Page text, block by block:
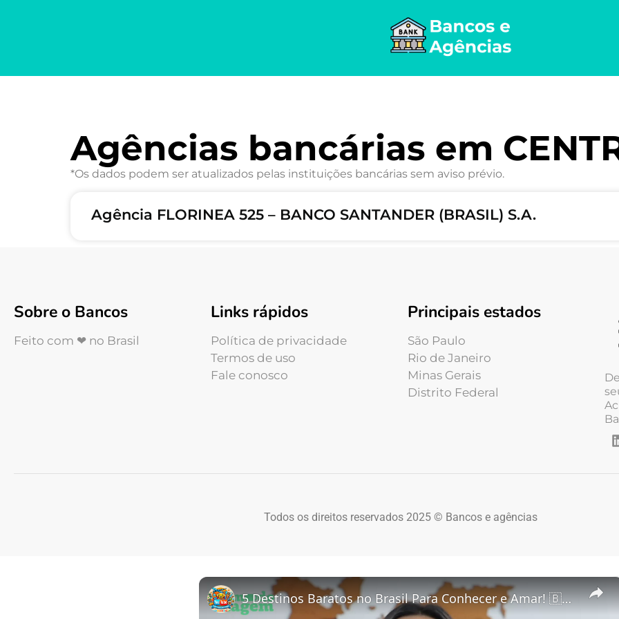
Agências bancárias em
*Os dados podem ser atualizados pelas instituições bancárias sem aviso prévio.
Agência FLORINEA 525 – BANCO SANTANDER (BRASIL) S.A.
Sobre o Bancos
Feito com ❤ no Brasil
Links rápidos
Política de privacidade
Termos de uso
Fale conosco
Principais estados
São Paulo
Rio de Janeiro
Minas Gerais
Distrito Federal
Todos os direitos reservados 2025 © Bancos e agências
×
5 Destinos Baratos no Brasil Para Conhecer e Amar! 🇧🇷✨